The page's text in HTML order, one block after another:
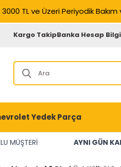
3000 TL ve Üzeri Periyodik
Kargo TakipBanka Hesap
Yedek Parça
MÜŞTERİ AYNI GÜN